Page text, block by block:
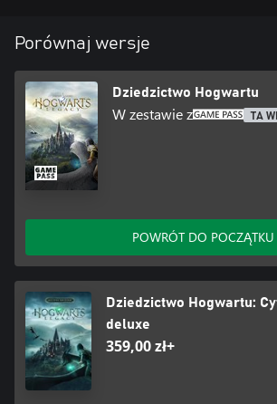
Porównaj wersje
Dziedzictwo Hogwartu
W zestawie z TA
POWRÓT DO POCZĄTKU
Dziedzictwo Hogwartu:
deluxe
359,00 zł+